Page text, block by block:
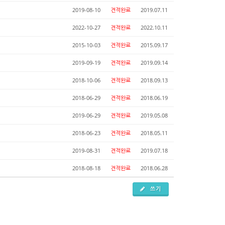
2019-08-10 견적완료 2019.07.11
2022-10-27 견적완료 2022.10.11
2015-10-03 견적완료 2015.09.17
2019-09-19 견적완료 2019.09.14
2018-10-06 견적완료 2018.09.13
2018-06-29 견적완료 2018.06.19
2019-06-29 견적완료 2019.05.08
2018-06-23 견적완료 2018.05.11
2019-08-31 견적완료 2019.07.18
2018-08-18 견적완료 2018.06.28
쓰기